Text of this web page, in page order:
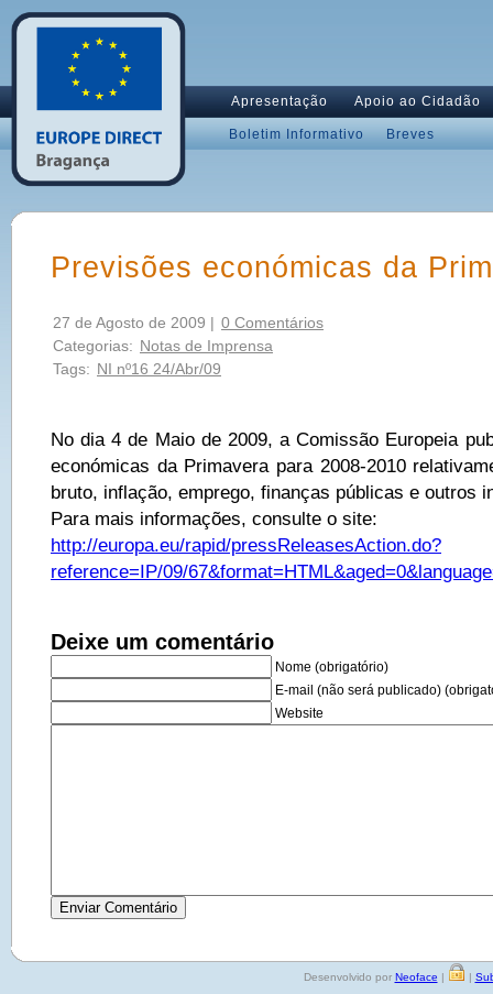
Apresentação Apoio ao Cidadão
Boletim Informativo Breves
Previsões económicas da
27 de Agosto de 2009 | 0 Comentários
Categorias: Notas de Imprensa
Tags: NI nº16 24/Abr/09
No dia 4 de Maio de 2009, a Comissão Europeia
económicas da Primavera para 2008-2010
bruto, inflação, emprego, finanças públicas e outros
Para mais informações, consulte o site:
http://europa.eu/rapid/pressReleasesAction.do?
reference=IP/09/
Deixe um comentário
Nome (obrigatório)
E-mail (não será publicado)
Website
Desenvolvido por Neoface | |